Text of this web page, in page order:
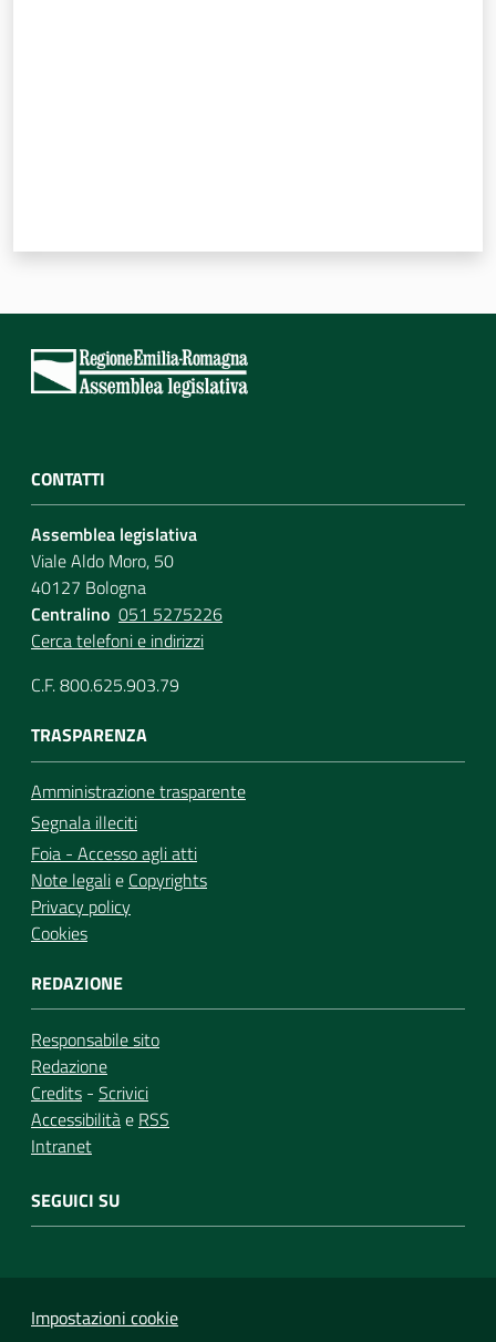
CONTATTI
Assemblea legislativa
Viale Aldo Moro, 50
40127 Bologna
Centralino 051 5275226
Cerca telefoni e indirizzi
C.F. 800.625.903.79
TRASPARENZA
Amministrazione trasparente
Segnala illeciti
Foia - Accesso agli atti
Note legalie Copyrights
Privacy policy
Cookies
REDAZIONE
Responsabile sito
Redazione
Credits - Scrivici
Accessibilitàe RSS
Intranet
SEGUICI SU
Impostazioni cookie